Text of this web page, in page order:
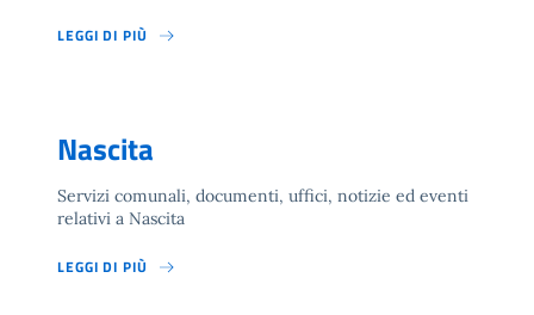
LEGGI DI PIÙ
Nascita
Servizi comunali, documenti, uffici, notizie ed eventi
relativi a Nascita
LEGGI DI PIÙ